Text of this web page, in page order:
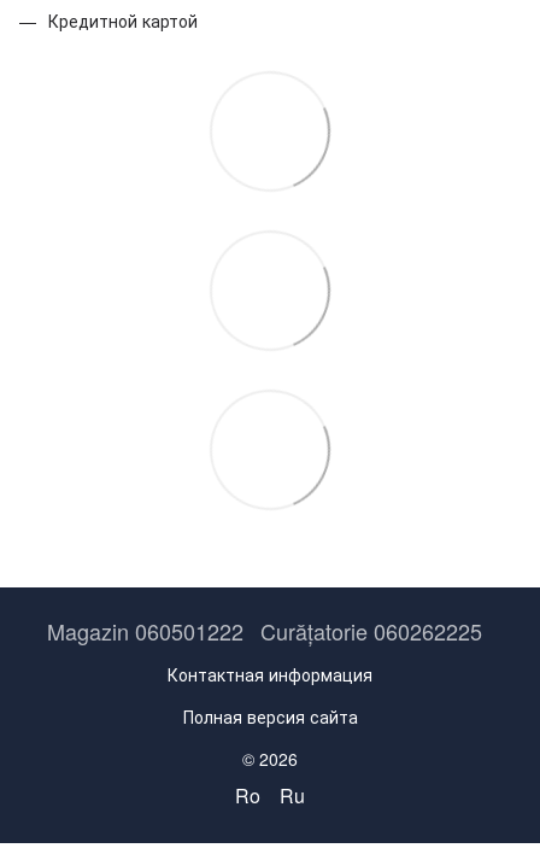
Кредитной картой
Magazin 060501222 Curățatorie 060262225
Контактная информация
Полная версия сайта
© 2026
Ro Ru